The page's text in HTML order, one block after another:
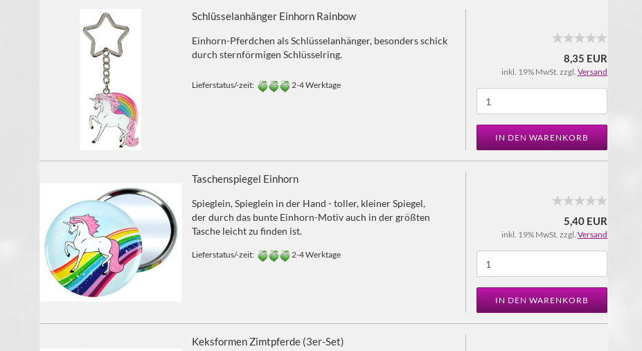
Schlüsselanhänger Einhorn Rainbow
Einhorn-Pferdchen als Schlüsselanhänger, besonders schick
durch sternförmigen Schlüsselring.
Lieferstatus/-zeit: 2-4 Werktage
8,35 EUR
inkl. 19% MwSt. zzgl.Versand
IN DEN WARENKORB
Taschenspiegel Einhorn
Spieglein, Spieglein in der Hand - toller, kleiner Spiegel,
der durch das bunte Einhorn-Motiv auch in der größten
Tasche leicht zu finden ist.
Lieferstatus/-zeit: 2-4 Werktage
5,40 EUR
inkl. 19% MwSt. zzgl.Versand
IN DEN WARENKORB
Keksformen Zimtpferde (3er-Set)